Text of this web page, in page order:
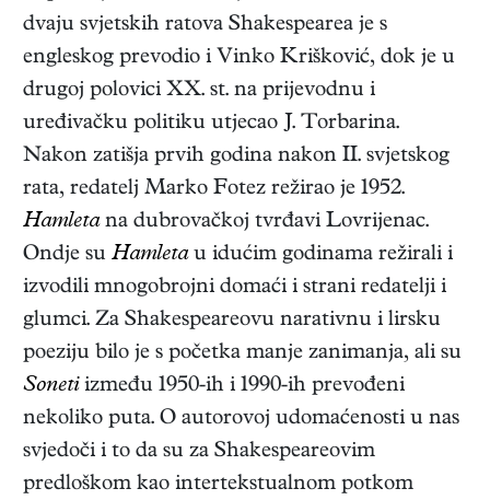
dvaju svjetskih ratova Shakespearea je s
engleskog prevodio i Vinko Krišković, dok je u
drugoj polovici XX. st. na prijevodnu i
uređivačku politiku utjecao J. Torbarina.
Nakon zatišja prvih godina nakon II. svjetskog
rata, redatelj Marko Fotez režirao je 1952.
Hamletana dubrovačkoj tvrđavi Lovrijenac.
Ondje su Hamletau idućim godinama režirali i
izvodili mnogobrojni domaći i strani redatelji i
glumci. Za Shakespeareovu narativnu i lirsku
poeziju bilo je s početka manje zanimanja, ali su
Sonetiizmeđu 1950-ih i 1990-ih prevođeni
nekoliko puta. O autorovoj udomaćenosti u nas
svjedoči i to da su za Shakespeareovim
predloškom kao intertekstualnom potkom